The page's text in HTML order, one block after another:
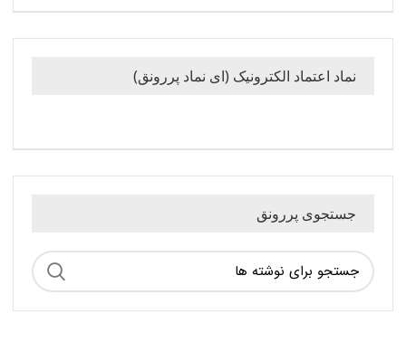
نماد اعتماد الکترونیک (ای نماد پررونق)
جستجوی پررونق